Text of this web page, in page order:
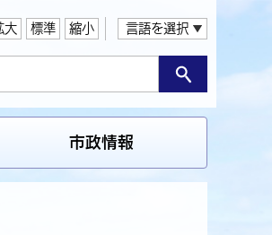
大 標準 縮小 言語を選択
市政情報